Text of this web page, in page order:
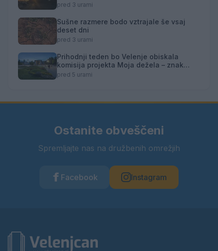
pred 3 urami
Sušne razmere bodo vztrajale še vsaj
deset dni
pred 3 urami
Prihodnji teden bo Velenje obiskala
komisija projekta Moja dežela – znak
gostoljubnosti
pred 5 urami
Ostanite obveščeni
Spremljajte nas na družbenih omrežjih
Facebook Instagram